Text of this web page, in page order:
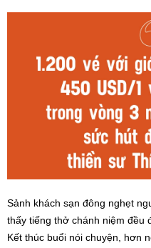
Sảnh khách sạn đông nghẹt
thấy tiếng thở chánh niệm đều
Kết thúc buổi nói chuyện, hơn